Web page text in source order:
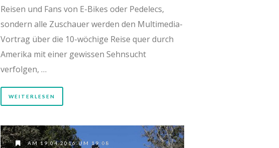
Reisen und Fans von E-Bikes oder Pedelecs,
sondern alle Zuschauer werden den Multimedia-
Vortrag über die 10-wöchige Reise quer durch
Amerika mit einer gewissen Sehnsucht
verfolgen, …
WEITERLESEN
AM 19.04.2016 UM 19:08